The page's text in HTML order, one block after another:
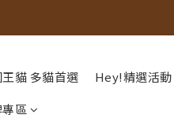
貓 多貓首選
Hey!精選活動
區